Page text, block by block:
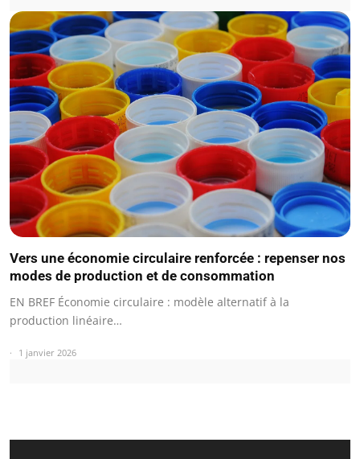
Vers une économie circulaire renforcée : repenser nos
modes de production et de consommation
EN BREF Économie circulaire : modèle alternatif à la
production linéaire…
1 janvier 2026